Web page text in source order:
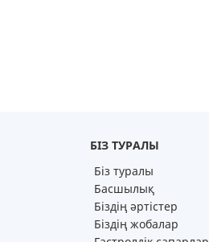
БІЗ ТУРАЛЫ
Біз туралы
Басшылық
Біздің әртістер
Біздің жобалар